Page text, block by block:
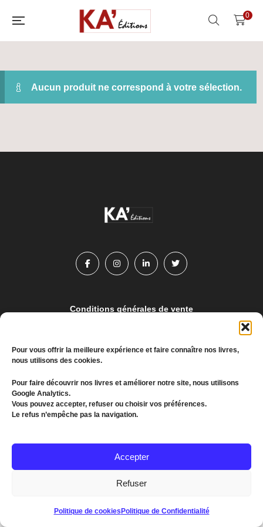
Pour vous offrir la meilleure expérience et faire connaître nos livres,
nous utilisons des cookies.
Pour faire découvrir nos livres et améliorer notre site, nous utilisons
Google Analytics.
Vous pouvez accepter, refuser ou choisir vos préférences.
Le refus n’empêche pas la navigation.
Accepter
Refuser
Politique de cookies Politique de Confidentialité
0
Aucun produit ne correspond à votre sélection.
Conditions générales de vente
© 2022 MEDDKOL. All Rights Reserved
(+216) 26 655 193
communication@kagroupe.com